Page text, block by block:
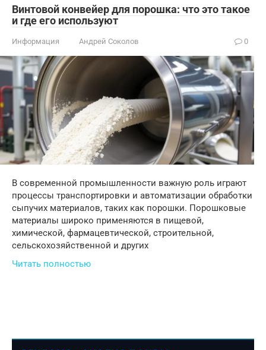
Винтовой конвейер для порошка: что это такое
и где его используют
Информация Андрей Соколов 0
В современной промышленности важную роль играют
процессы транспортировки и автоматизации обработки
сыпучих материалов, таких как порошки. Порошковые
материалы широко применяются в пищевой,
химической, фармацевтической, строительной,
сельскохозяйственной и других
Читать полностью